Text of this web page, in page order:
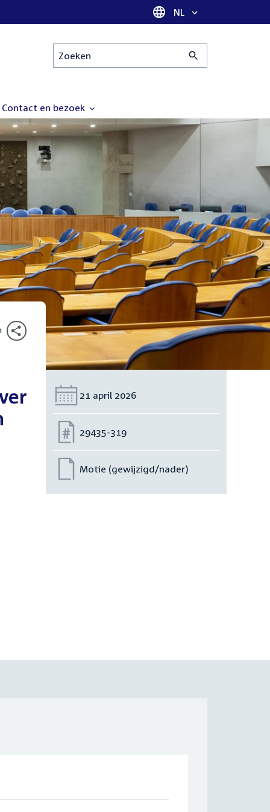
Taal selectie
NL
Zoeken
Contact en bezoek
Datum:
21 april 2026
Nummer:
29435-319
Motie (gewijzigd/nader)